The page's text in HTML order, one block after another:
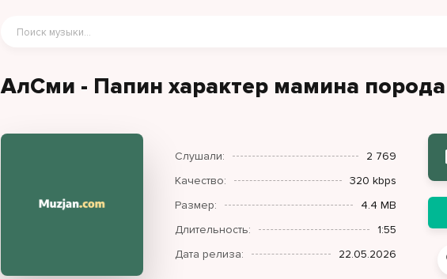
АлСми - Папин характер мамина порода
Слушали:
2 769
Качество:
320 kbps
Размер:
4.4 MB
Длительность:
1:55
Дата релиза:
22.05.2026